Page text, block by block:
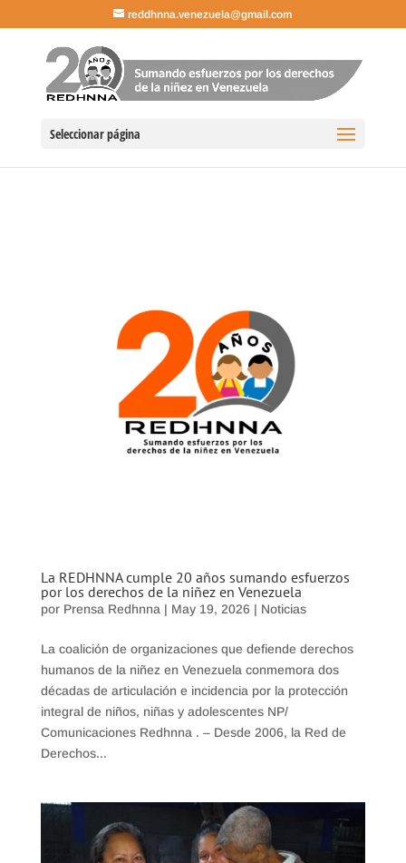
reddhnna.venezuela@gmail.com
Seleccionar página
La REDHNNA cumple 20 años sumando esfuerzos
por los derechos de la niñez en Venezuela
por Prensa Redhnna| May 19, 2026 | Noticias
La coalición de organizaciones que defiende derechos
humanos de la niñez en Venezuela conmemora dos
décadas de articulación e incidencia por la protección
integral de niños, niñas y adolescentes NP/
Comunicaciones Redhnna . – Desde 2006, la Red de
Derechos...